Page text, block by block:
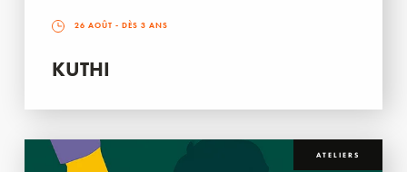
26 AOÛT - DÈS 3 ANS
KUTHI
ATELIERS